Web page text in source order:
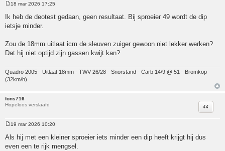
18 mar 2026 17:25
Ik heb de deotest gedaan, geen resultaat. Bij sproeier 49 wordt de dip
ietsje minder.
Zou de 18mm uitlaat icm de sleuven zuiger gewoon niet lekker werken?
Dat hij niet optijd zijn gassen kwijt kan?
Quadro 2005 - Uitlaat 18mm - TWV 26/28 - Snorstand - Carb 14/9 @ 51 - Bromkop
(32km/h)
fons716
Hopeloos verslaafd
Citeer
19 mar 2026 10:20
Als hij met een kleiner sproeier iets minder een dip heeft krijgt hij dus
even een te rijk mengsel.